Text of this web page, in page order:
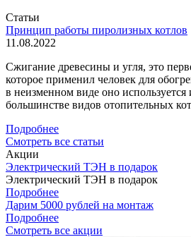
Статьи
Принцип работы пиролизных котлов
11.08.2022
Сжигание древесины и угля, это
которое применил человек для
в неизменном виде оно используется
большинстве видов отопительных
Подробнее
Смотреть все статьи
Акции
Электрический ТЭН в подарок
Электрический ТЭН в подарок
Подробнее
Дарим 5000 рублей на монтаж
Подробнее
Смотреть все акции